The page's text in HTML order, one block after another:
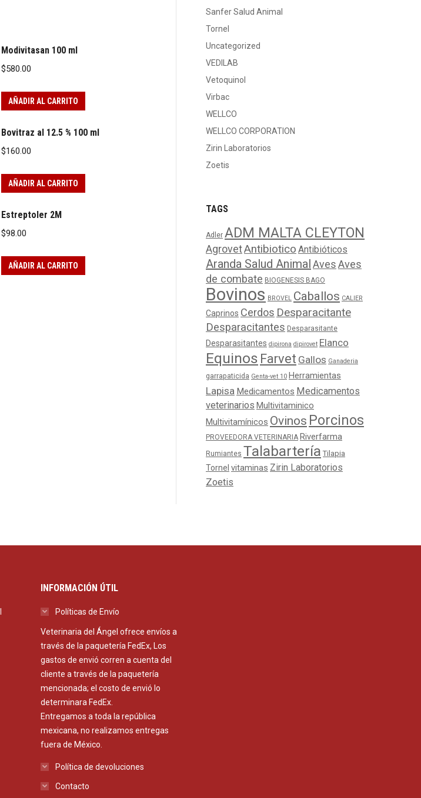
Modivitasan 100 ml
$580.00
AÑADIR AL CARRITO
Bovitraz al 12.5 % 100 ml
$160.00
AÑADIR AL CARRITO
Estreptoler 2M
$98.00
AÑADIR AL CARRITO
Sanfer Salud Animal
Tornel
Uncategorized
VEDILAB
Vetoquinol
Virbac
WELLCO
WELLCO CORPORATION
Zirin Laboratorios
Zoetis
TAGS
Adler ADM MALTA CLEYTON
AgrovetAntibiotico Antibióticos
Aranda Salud AnimalAvesAves
de combate BIOGENESIS BAGO
Bovinos BROVEL Caballos CALIER
Caprinos Cerdos Desparacitante
Desparacitantes Desparasitante
Desparasitantes dipirona dipirovet Elanco
Equinos Farvet Gallos Ganaderia
garrapaticida Genta-vet 10 Herramientas
Lapisa Medicamentos Medicamentos
veterinarios Multivitaminico
Multivitamínicos Ovinos Porcinos
PROVEEDORA VETERINARIA Riverfarma
Rumiantes Talabartería Tilapia
Tornel vitaminas Zirin Laboratorios
Zoetis
INFORMACIÓN ÚTIL
Políticas de Envío
Veterinaria del Ángel ofrece envíos a
través de la paquetería FedEx, Los
gastos de envió corren a cuenta del
cliente a través de la paquetería
mencionada; el costo de envió lo
determinara FedEx.
Entregamos a toda la república
mexicana, no realizamos entregas
fuera de México.
Política de devoluciones
Contacto